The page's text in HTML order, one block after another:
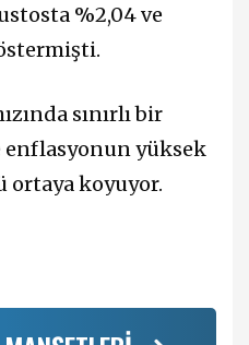
%2,04 ve
sınırlı bir
enflasyonun yüksek
ortaya koyuyor.